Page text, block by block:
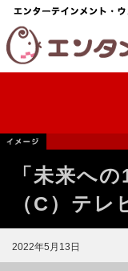
「未来へ
（C）テレ
2022年5月13日